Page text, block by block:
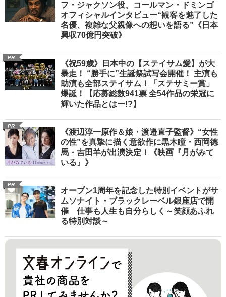
フ・ジャクソン役、コールマン・ドミンゴ
オフィシャルインタビュー“観客を魅了した
名優、複雑な父親像への想いを語る”《日本
興収70億円突破》
PR
《祝59歳》日本中の【ステイサム愛】が大
暴走！ “勝手に”生誕祭試写会開催！ 主演も
助演も全部ステイサム！「ステサミー賞」
爆誕！【応募総数941票 全54作品の栄冠に
輝いた作品とはー!?】
PR
《渡辺淳一原作＆娘・渡邉直子監督》“女性
の性”を真摯に描く意欲作に黒木瞳・西岡德
馬・吉田羊が出演決定！《映画『月がみて
いる』》
PR
オープン1周年を記念した特別イベントがサ
ムソナイト・ブラックレーベル銀座店で開
催 仕事も人生も自分らしく～笑顔あふれ
る特別対談～